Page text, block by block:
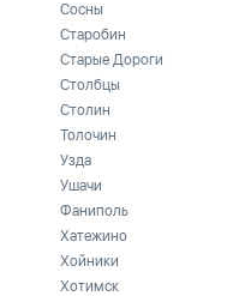
Сосны
Старобин
Старые Дороги
Столбцы
Столин
Толочин
Узда
Ушачи
Фаниполь
Хатежино
Хойники
Хотимск